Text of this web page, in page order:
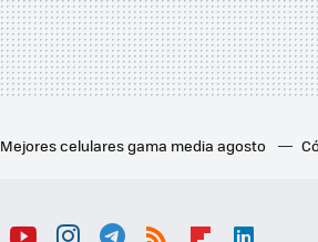
Mejores celulares gama media agosto